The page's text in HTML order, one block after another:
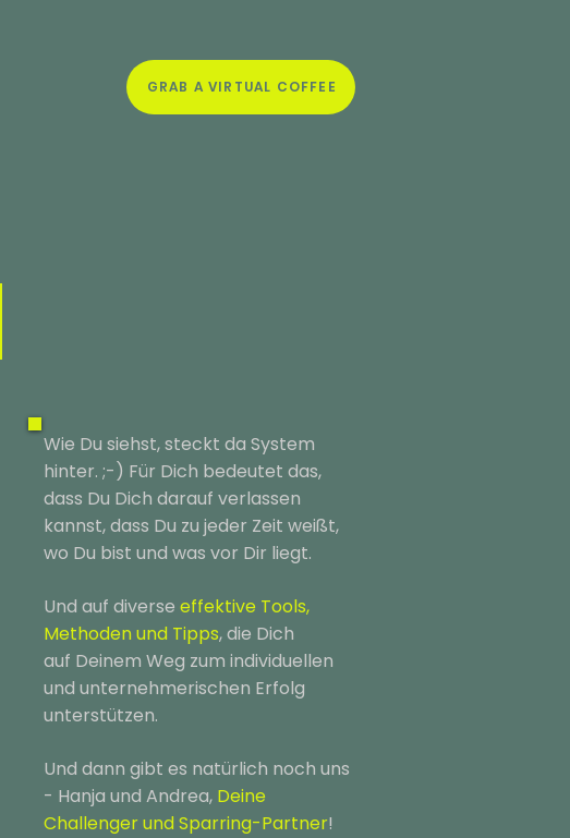
GRAB A VIRTUAL COFFEE
Wie Du siehst, steckt da System
hinter. ;-) Für Dich bedeutet das,
dass Du Dich darauf verlassen
kannst, dass Du zu jeder Zeit weißt,
wo Du bist und was vor Dir liegt.
Und auf diverse effektive Tools,
Methoden und Tipps, die Dich
auf Deinem Weg zum individuellen
und unternehmerischen Erfolg
unterstützen.
Und dann gibt es natürlich noch uns
- Hanja und Andrea, Deine
Challenger und Sparring-Partner!